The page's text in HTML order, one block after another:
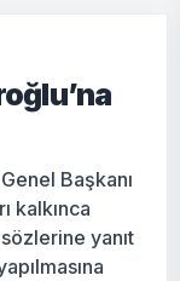
Başkanı
kalkınca
yanıt